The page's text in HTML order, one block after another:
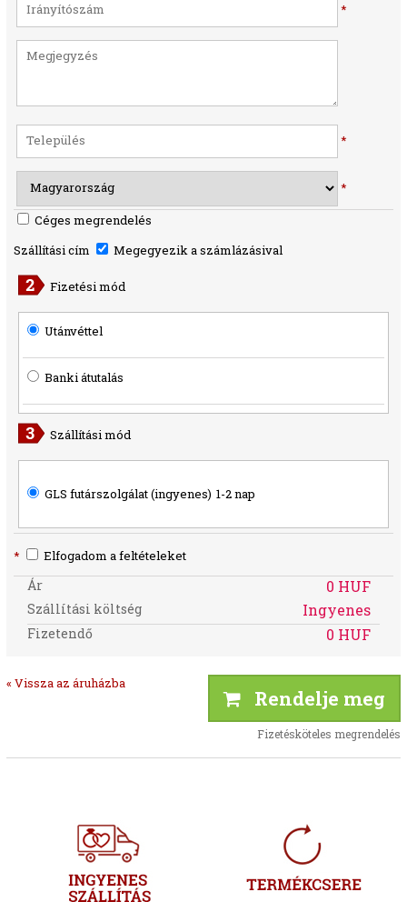
*
*
*
Céges megrendelés
Szállítási cím
Megegyezik a számlázásival
Fizetési mód
Utánvéttel
Banki átutalás
Szállítási mód
GLS futárszolgálat (ingyenes) 1-2 nap
* Elfogadom a feltételeket
Ár 0 HUF
Szállítási költség Ingyenes
Fizetendő 0 HUF
« Vissza az áruházba
Rendelje meg
Fizetésköteles megrendelés